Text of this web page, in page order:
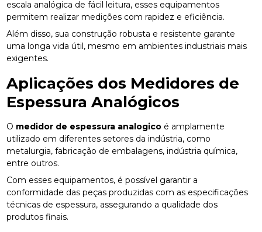
escala analógica de fácil leitura, esses equipamentos
permitem realizar medições com rapidez e eficiência.
Além disso, sua construção robusta e resistente garante
uma longa vida útil, mesmo em ambientes industriais mais
exigentes.
Aplicações dos Medidores de
Espessura Analógicos
O medidor de espessura analogico é amplamente
utilizado em diferentes setores da indústria, como
metalurgia, fabricação de embalagens, indústria química,
entre outros.
Com esses equipamentos, é possível garantir a
conformidade das peças produzidas com as especificações
técnicas de espessura, assegurando a qualidade dos
produtos finais.